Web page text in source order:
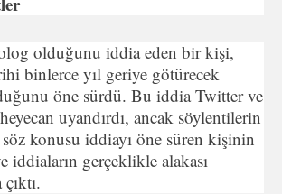
olduğunu iddia eden bir kişi,
binlerce yıl geriye götürecek
öne sürdü. Bu iddia Twitter ve
uyandırdı, ancak söylentilerin
söz konusu iddiayı öne süren kişinin
iddiaların gerçeklikle alakası